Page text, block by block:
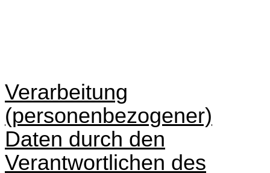
Verarbeitung
(personenbezogener)
Daten durch den
Verantwortlichen des